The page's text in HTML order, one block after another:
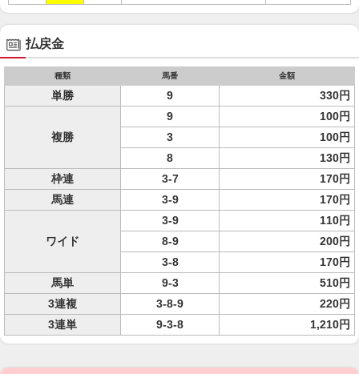
払戻金
種類 馬番 金額
単勝 9 330円
複勝
9
100円
3
100円
8
130円
枠連
3-7
170円
馬連
3-9 170円
ワイド
3-9
110円
8-9
200円
3-8
170円
馬単
9-3
510円
3連複
3-8-9
220円
3連単
9-3-8 1,210円